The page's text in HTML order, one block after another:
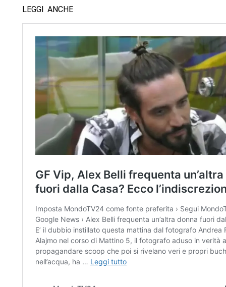
LEGGI ANCHE